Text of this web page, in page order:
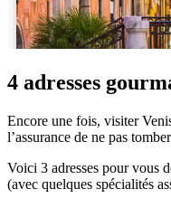
4 adresses
Encore une fois, visiter
l’assurance de ne pas
Voici 3 adresses pour vous
(avec quelques spécialités